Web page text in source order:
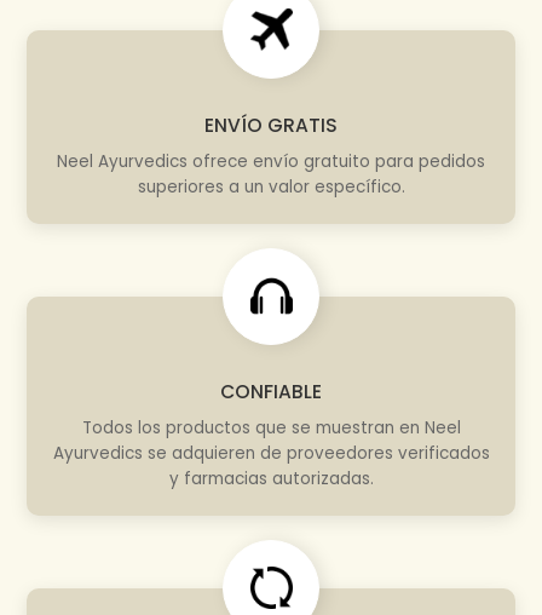
ENVÍO GRATIS
Neel Ayurvedics ofrece envío gratuito para pedidos
superiores a un valor específico.
CONFIABLE
Todos los productos que se muestran en Neel
Ayurvedics se adquieren de proveedores verificados
y farmacias autorizadas.